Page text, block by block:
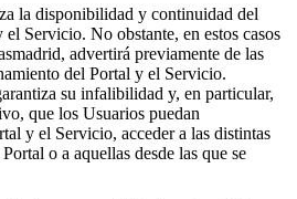
la disponibilidad y continuidad del
Servicio. No obstante, en estos casos
advertirá previamente de las
del Portal y el Servicio.
su infalibilidad y, en particular,
que los Usuarios puedan
y el Servicio, acceder a las distintas
o a aquellas desde las que se